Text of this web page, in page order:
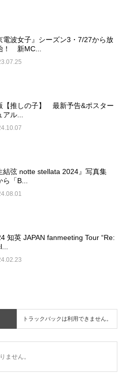
電波女子』シーズン3・7/27から放
！ 新MC...
【推しの子】 最新予告&ポスター
アル...
結弦 notte stellata 2024』写真集
ら「B...
知英 JAPAN fanmeeting Tour “Re:
トラックバックは利用できません。
ません。